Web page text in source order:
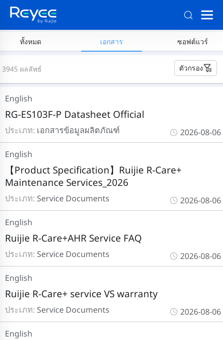
ทั้งหมด เอกสาร ซอฟต์แวร์
ตัวกรอง
3945 ผลลัพธ์
ประเภท: เอกสารข้อมูลผลิตภัณฑ์
RG-ES103F-P Datasheet Official
English
2026-08-06
ประเภท: Service Documents
【Product Specification】Ruijie R-Care+
Maintenance Services_2026
English
2026-08-06
ประเภท: Service Documents
Ruijie R-Care+AHR Service FAQ
English
2026-08-06
ประเภท: Service Documents
Ruijie R-Care+ service VS warranty
English
2026-08-06
English